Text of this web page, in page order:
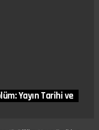
Yayın Tarihi ve